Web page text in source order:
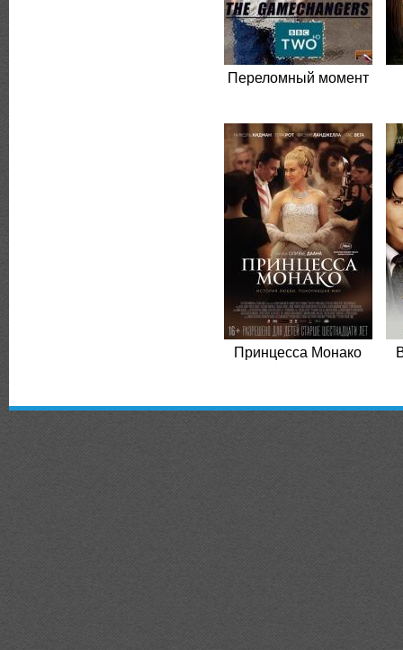
Переломный момент
Принцесса Монако